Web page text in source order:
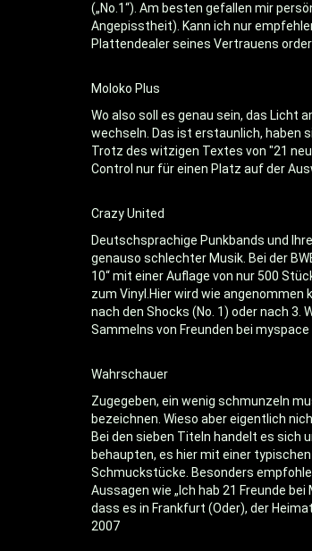
(„No.1“). Am besten gefallen mir
Angepisstheit). Kann ich nur
Plattendealer seines Vertrauens
Moloko Plus
Wo also soll es genau sein, das Licht
wechseln. Das ist erstaunlich, haben
Trotz des witzigen Textes von "21
Control nur für einen Platz auf der
Crazy United
Deutschsprachige Punkbands und
genauso schlechter Musik. Bei der
10“ mit einer Auflage von nur 500
zum Vinyl.Hier wird wie
nach den Shocks (No. 1) oder nach 3.
Sammelns von Freunden bei
Wahrschauer
Zugegeben, ein wenig schmunzeln
bezeichnen. Wieso aber eigentlich
Bei den sieben Titeln handelt es sich
behaupten, es hier mit einer
Schmuckstücke. Besonders
Aussagen wie „Ich hab 21 Freunde
dass es in Frankfurt (Oder), der
VÖ/Erscheinungsdatum
2007